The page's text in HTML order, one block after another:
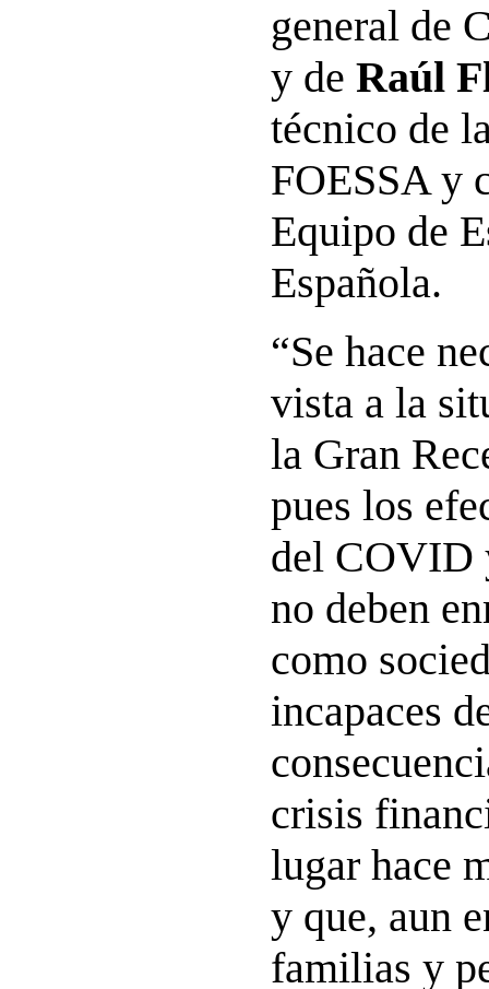
general de
y de Raúl
técnico de
FOESSA y
Equipo de
Española.
“Se hace
vista a la
la Gran
pues los
del COVID
no deben
como
incapaces
crisis
lugar hace
y que, aun
familias y